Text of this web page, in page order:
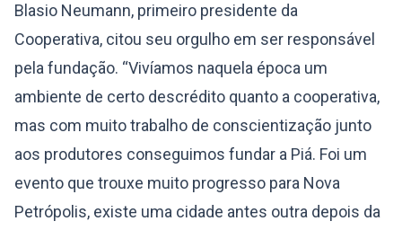
Blasio Neumann, primeiro presidente da
Cooperativa, citou seu orgulho em ser responsável
pela fundação. “Vivíamos naquela época um
ambiente de certo descrédito quanto a cooperativa,
mas com muito trabalho de conscientização junto
aos produtores conseguimos fundar a Piá. Foi um
evento que trouxe muito progresso para Nova
Petrópolis, existe uma cidade antes outra depois da